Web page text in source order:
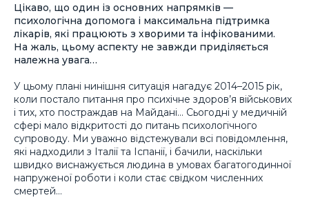
Цікаво, що один із основних напрямків —
психологічна допомога і максимальна підтримка
лікарів, які працюють з хворими та інфікованими.
На жаль, цьому аспекту не завжди приділяється
належна увага…
У цьому плані нинішня ситуація нагадує 2014–2015 рік,
коли постало питання про психічне здоров’я військових
і тих, хто постраждав на Майдані… Сьогодні у медичній
сфері мало відкритості до питань психологічного
супроводу. Ми уважно відстежували всі повідомлення,
які надходили з Італії та Іспанії, і бачили, наскільки
швидко виснажується людина в умовах багатогодинної
напруженої роботи і коли стає свідком численних
смертей…